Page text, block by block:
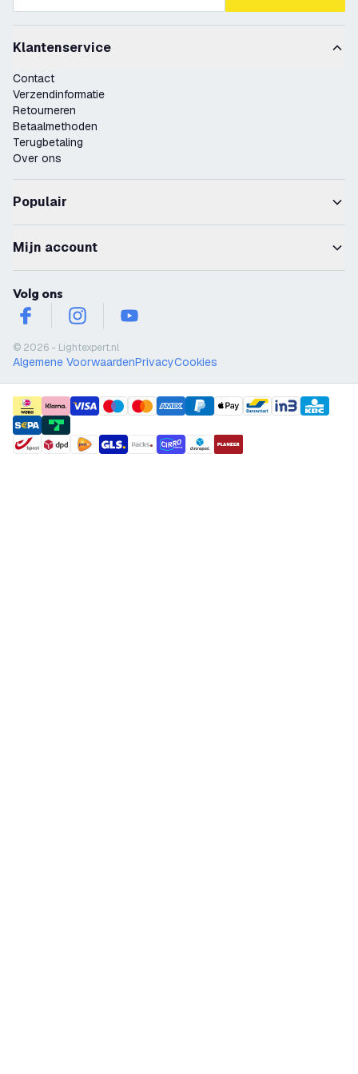
Klantenservice
Contact
Verzendinformatie
Retourneren
Betaalmethoden
Terugbetaling
Over ons
Populair
Mijn account
Volg ons
facebookinstagramyoutube
© 2026 - Lightexpert.nl
Algemene VoorwaardenPrivacyCookies
payment methods
shipment methods